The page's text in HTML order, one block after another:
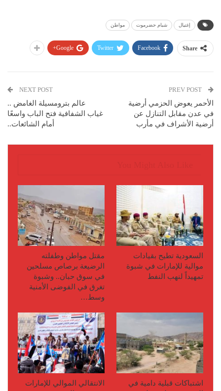
إغتيال شبام حضرموت مواطن
Share
Facebook
Twitter
Google+
الأحمر يعوض الحزمي أرضية
في عدن مقابل التنازل عن
أرضية الأشراف في مأرب
NEXT POST
عالم بترومسيلة الغامض ..
غياب الشفافية فتح الباب واسعًا
أمام الشائعات..
السعودية تطيح بقيادات
موالية للإمارات في شبوة
تمهيداً لنهب النفط
مقتل مواطن وطفلته
الرضيعة برصاص مسلحين
في سوق حبان.. وشبوة
تغرق في الفوضى الأمنية
وسط…
اشتباكات قبلية دامية في
الانتقالي الموالي للإمارات